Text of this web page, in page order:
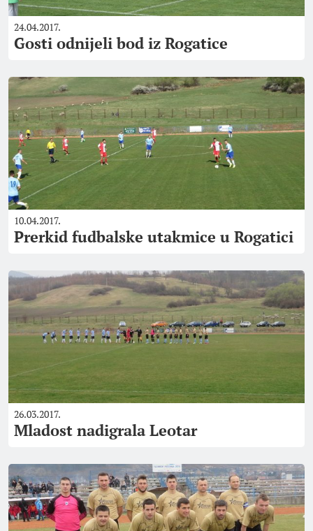
24.04.2017.
Gosti odnijeli bod iz Rogatice
10.04.2017.
Prerkid fudbalske utakmice u Rogatici
26.03.2017.
Mladost nadigrala Leotar